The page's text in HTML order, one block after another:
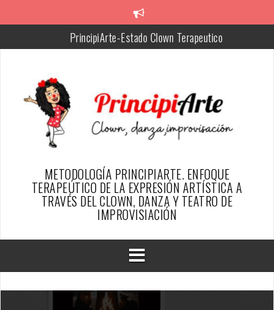
to
PrincipiArte-Estado Clown Terapeutico
Silvia, Creadora de la metodología PrincipiArte
Resumen del proyecto
SER PAYASO DESDE EL ENFOQUE TERAPÉUTICO DE
PRINCIPIARTE-ARTICULO REVISTA ESFINGE
TESTIMONIOS PAYAS@S DE ALGUN@S PRINCIPIARTES
METODOLOGÍA PRINCIPIARTE. ENFOQUE
TERAPEÚTICO DE LA EXPRESIÓN ARTÍSTICA A
TRAVÉS DEL CLOWN, DANZA Y TEATRO DE
IMPROVISIACIÓN